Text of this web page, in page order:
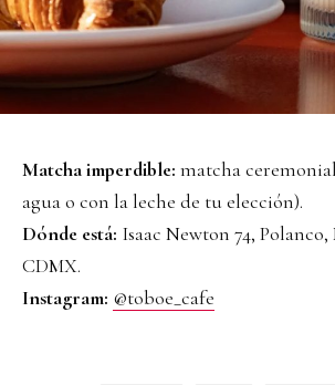
Matcha imperdible: matcha
agua o con la leche de tu elección).
Dónde está: Isaac Newton 74,
CDMX.
Instagram: @toboe_cafe